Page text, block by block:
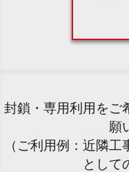
封鎖・専用利用をご
願
（ご利用例：近隣
として